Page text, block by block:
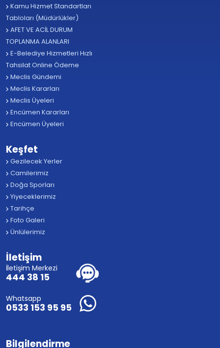
Kamu Hizmet Standartları
Tabloları (Müdürlükler)
AFET VE ACİL DURUM
TOPLANMA ALANLARI
E-Belediye Hizmetleri Hızlı
Tahsilat Online Ödeme
Meclis Gündemi
Meclis Kararları
Meclis Üyeleri
Encümen Kararları
Encümen Üyeleri
Keşfet
Gezilecek Yerler
Camilerimiz
Doğa Sporları
Yiyeceklerimiz
Tarihçe
Foto Galeri
Ünlülerimiz
İletişim
İletişim Merkezi
444 38 15
Whatsapp
0533 153 95 95
Bilgilendirme